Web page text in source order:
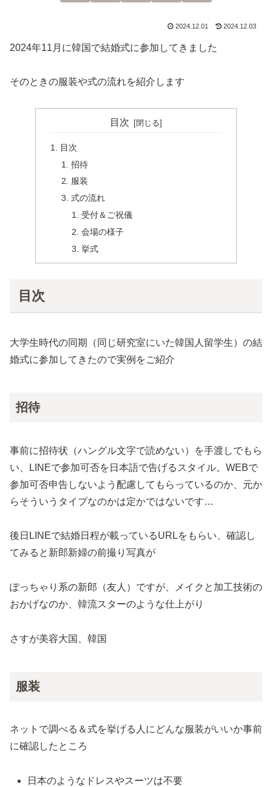
2024.12.01 2024.12.03
2024年11月に韓国で結婚式に参加してきました
そのときの服装や式の流れを紹介します
目次
目次
招待
服装
式の流れ
受付＆ご祝儀
会場の様子
挙式
目次
大学生時代の同期（同じ研究室にいた韓国人留学生）の結
婚式に参加してきたので実例をご紹介
招待
事前に招待状（ハングル文字で読めない）を手渡しでもら
い、LINEで参加可否を日本語で告げるスタイル。WEBで
参加可否申告しないよう配慮してもらっているのか、元か
らそういうタイプなのかは定かではないです…
後日LINEで結婚日程が載っているURLをもらい、確認し
てみると新郎新婦の前撮り写真が
ぽっちゃり系の新郎（友人）ですが、メイクと加工技術の
おかげなのか、韓流スターのような仕上がり
さすが美容大国、韓国
服装
ネットで調べる＆式を挙げる人にどんな服装がいいか事前
に確認したところ
日本のようなドレスやスーツは不要